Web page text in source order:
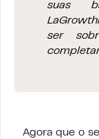
suas
ser
Agora que o